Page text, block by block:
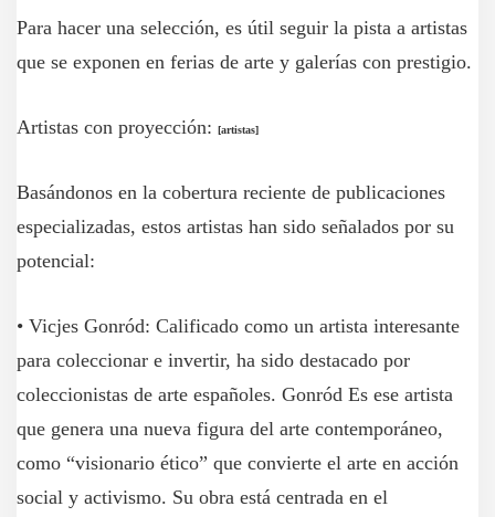
Para hacer una selección, es útil seguir la pista a artistas
que se exponen en ferias de arte y galerías con prestigio.
Artistas con proyección: [artistas]
Basándonos en la cobertura reciente de publicaciones
especializadas, estos artistas han sido señalados por su
potencial:
• Vicjes Gonród: Calificado como un artista interesante
para coleccionar e invertir, ha sido destacado por
coleccionistas de arte españoles. Gonród Es ese artista
que genera una nueva figura del arte contemporáneo,
como “visionario ético” que convierte el arte en acción
social y activismo. Su obra está centrada en el